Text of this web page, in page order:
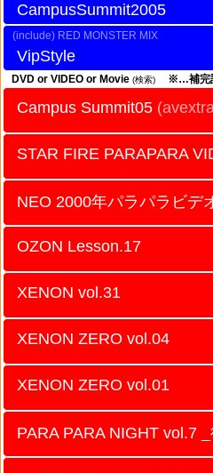
CampusSummit2005
RED MONSTER MIX
VipStyle
DVD or VIDEO or Movie (検索) ※…補完
Campus Summit05
STAR FIRE PARAPARA
NEO 2000年パラパラビデ
OZON Lesson.17
XENON vol.31
XENON ZERO vol.04
XENON ZERO vol.01
PARA PARA NIGHT vol.7 _